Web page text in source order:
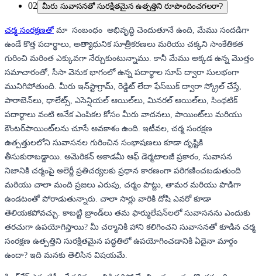
02 మీరు సువాసనతో సురక్షితమైన ఉత్పత్తిని రూపొందించగలరా?
చర్మ సంరక్షణతో మా సంబంధం అభివృద్ధి చెందుతూనే ఉంది, మేము సందడిగా
ఉండే కొత్త పదార్థాలు, అత్యాధునిక సూత్రీకరణలు మరియు చక్కని సాంకేతికత
గురించి మరింత ఎక్కువగా నేర్చుకుంటున్నాము. కానీ మేము అక్కడ ఉన్న మొత్తం
సమాచారంతో, సీసా వెనుక భాగంలో ఉన్న పదార్థాల సూప్ ద్వారా సులభంగా
మునిగిపోతుంది. మీరు ఇన్‌స్టాగ్రామ్, రెడ్డిట్ లేదా ఫేస్‌బుక్ ద్వారా స్క్రోల్ చేస్తే,
పారాబెన్‌లు, థాలేట్స్, ఎసెన్షియల్ ఆయిల్‌లు, మినరల్ ఆయిల్‌లు, సింథటిక్
పదార్థాలు వంటి అనేక ఎంపికల కోసం మీరు వాదనలు, పాయింట్‌లు మరియు
కౌంటర్‌పాయింట్‌లను చూసే అవకాశం ఉంది. ఇటీవల, చర్మ సంరక్షణ
ఉత్పత్తులలోని సువాసనల గురించిన సంభాషణలు కూడా దృష్టికి
తీసుకురాబడ్డాయి. అమెరికన్ అకాడమీ ఆఫ్ డెర్మటాలజీ ప్రకారం, సువాసన
నిజానికి చర్మంపై అలెర్జీ ప్రతిచర్యలకు ప్రధాన కారణంగా పరిగణించబడుతుంది
మరియు చాలా మంది ప్రజలు ఎరుపు, చర్మం పొట్టు, తామర మరియు పొడిగా
ఉండటంతో పోరాడుతున్నారు. చాలా సార్లు వారికి దోషి ఎవరో కూడా
తెలియకపోవచ్చు. కాబట్టి బ్రాండ్‌లు తమ ఫార్ములేషన్‌లలో సువాసనను ఎందుకు
తరచుగా ఉపయోగిస్తాయి? మీ చర్మానికి హాని కలిగించని సువాసనతో కూడిన చర్మ
సంరక్షణ ఉత్పత్తిని సురక్షితమైన పద్ధతిలో ఉపయోగించడానికి ఏదైనా మార్గం
ఉందా? ఇది మనకు తెలిసిన విషయమే.